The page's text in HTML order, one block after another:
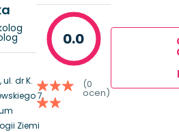
ul. dr K.
7,
Ziemi
0.0
(0
ocen)